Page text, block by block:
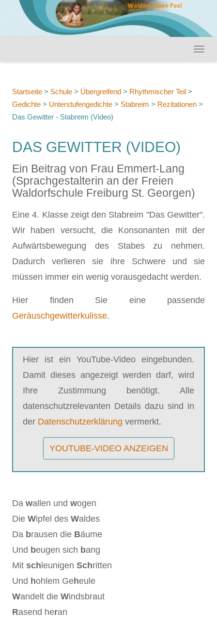
Startseite > Schule > Übergreifend > Rhythmischer Teil >
Gedichte > Unterstufengedichte > Stabreim > Rezitationen >
Das Gewitter - Stabreim (Video)
DAS GEWITTER (VIDEO)
Ein Beitrag von Frau Emmert-Lang
(Sprachgestalterin an der Freien
Waldorfschule Freiburg St. Georgen)
Eine 4. Klasse zeigt den Stabreim "Das Gewitter".
Wir haben versucht, die Konsonanten mit der
Aufwärtsbewegung des Stabes zu nehmen.
Dadurch verlieren sie ihre Schwere und sie
müssen immer ein wenig vorausgedacht werden.
Hier finden Sie eine passende
Geräuschgewitterkulisse.
Hier ist ein YouTube-Video eingebunden.
Damit dieses angezeigt werden darf, wird
Ihre Zustimmung benötigt. Alle
datenschutzrelevanten Details dazu sind in
der Datenschutzerklärung vermerkt.
YOUTUBE-VIDEO ANZEIGEN
Da wallen und wogen
Die Wipfel des Waldes
Da brausen die Bäume
Und beugen sich bang
Mit schleunigen Schritten
Und hohlem Geheule
Wandelt die Windsbraut
Rasend heran